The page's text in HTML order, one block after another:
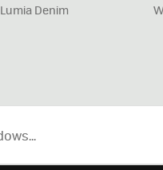
Lumia Denim